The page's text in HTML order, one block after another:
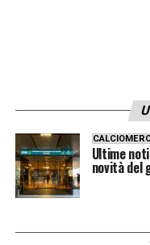
Ultime
novità del